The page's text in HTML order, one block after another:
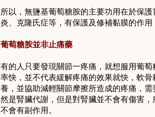
所以，無鹽基葡萄糖胺的主要功用在於保
炎、克隆氏症等，有保護及修補黏膜的作
葡萄糖胺並非止痛藥
有的人只要發現關節一疼痛，就想服用葡
率快，並不代表緩解疼痛的效果就快，軟
養，並協助減輕關節摩擦所造成的疼痛，
然是腎臟代謝，但是對腎臟並不會有傷害
不會有副作用。